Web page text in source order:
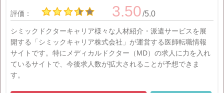
評価： 3.50/5.0
シミックドクターキャリア様々な人材紹介・派遣サービスを展
開する「シミックキャリア株式会社」が運営する医師転職情報
サイトです。特にメディカルドクター（MD）の求人に力を入れ
ているサイトで、今後求人数が拡大されることが予想できま
す。